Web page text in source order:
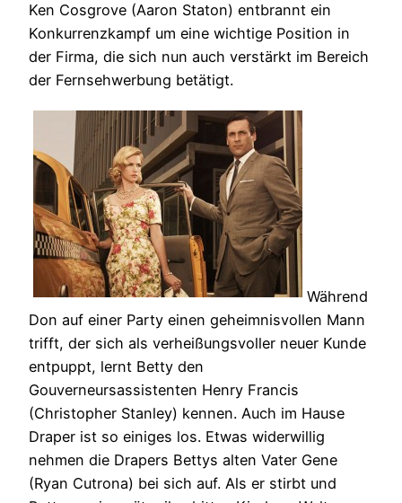
Ken Cosgrove (Aaron Staton) entbrannt ein
Konkurrenzkampf um eine wichtige Position in
der Firma, die sich nun auch verstärkt im Bereich
der Fernsehwerbung betätigt.
Während
Don auf einer Party einen geheimnisvollen Mann
trifft, der sich als verheißungsvoller neuer Kunde
entpuppt, lernt Betty den
Gouverneursassistenten Henry Francis
(Christopher Stanley) kennen. Auch im Hause
Draper ist so einiges los. Etwas widerwillig
nehmen die Drapers Bettys alten Vater Gene
(Ryan Cutrona) bei sich auf. Als er stirbt und